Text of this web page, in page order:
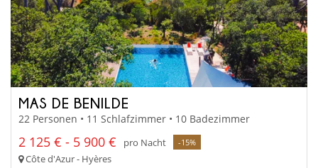
MAS DE BENILDE
22 Personen • 11 Schlafzimmer • 10 Badezimmer
2 125 € - 5 900 € pro Nacht -15%
Côte d'Azur - Hyères